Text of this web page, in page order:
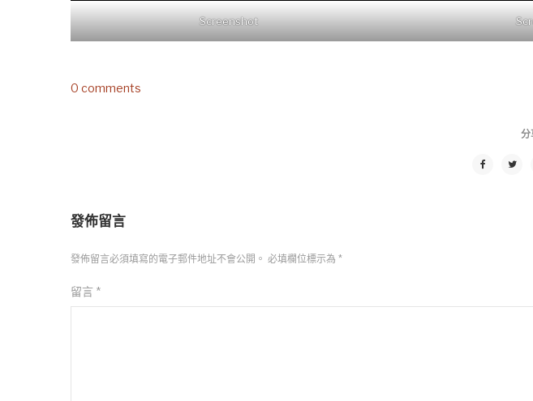
Screenshot
0 comments
分
發佈留言
發佈留言必須填寫的電子郵件地址不會公開。 必填欄位標示為 *
留言 *